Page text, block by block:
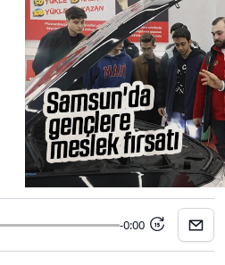
-0:00 15